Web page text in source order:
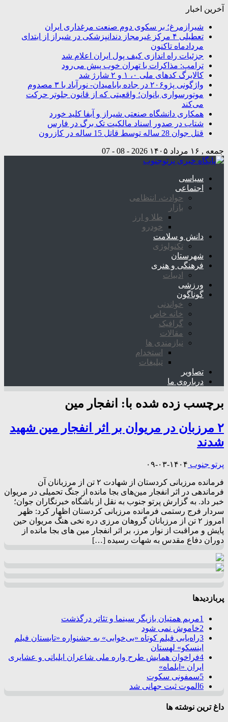
آخرین اخبار
شیرازمرغ؛ بر سکوی دوم صنعت مرغداری ایران
تعطیلی ۴ مرکز غیرمجاز دندانپزشکی در شیراز از ابتدای
مردادماه تاکنون
جزئیات راه اندازی کیف پول ایران اعلام شد
ترامپ: مذاکرات با تهران خوب پیش می‌رود
کالابرگ کدهای ملی ۰، ۱ و ۲ شارژ شد
واژگونی پژو۲۰۶ در جاده بابامیدان- نورآباد با ۳ مصدوم
موتورسواری بانوان؛ واقعیتی که از قانون جلوتر حرکت
می‌کند
همکاری دانشگاه صنعتی شیراز و آبفا کلید خورد
شتاب در صدور اسناد مالکیت تک برگ در فارس
قتل جوان 28 ساله توسط قاتل 15 ساله در کازرون
جمعه , ۱۶ مرداد ۱۴۰۵ 2026 - 08 - 07
سیاسی
اجتماعی
حوادث، انتظامی
بازار
طلا و ارز
خودرو
دانش و سلامت
تکنولوژی
شهرستان
فرهنگی و هنری
ادبیات
ورزشی
گوناگون
خواندنی
خانه خاص
گرافیک
مقالات
نیازمندی ها
استخدام
تبلیغات
تصاویر
درباره‌ی ما
برچسب زده شده با:
انفجار مین
۲ مرزبان در مریوان بر اثر انفجار مین شهید
شدند
پرتو جنوب ۱۴۰۴-۰۳-۰۹
فرمانده مرزبانی کردستان از شهادت ۲ تن از مرزبانان آن
فرماندهی در اثر انفجار مین‌های بجا مانده از جنگ تحمیلی در مریوان
خبر داد. به گزارش پرتو جنوب به نقل از باشگاه خبرنگاران جوان؛
سردار فرج رستمی فرمانده مرزبانی کردستان اظهار کرد: ظهر
امروز ۲ تن از مرزبانان گروهان مرزی دره نخی هنگ مریوان حین
پایش و مراقبت از نوار مرز، بر اثر انفجار مین های بجا مانده از
دوران دفاع مقدس به شهات رسیده […]
پربازدیدها
1مریم همتیان بازیگر سینما و تئاتر درگذشت
2خاموش نمی شود
3راه‌یابی فیلم کوتاه «بی‌خوابی» به جشنواره «تابستان فیلم
اینسکو» لهستان
4فراخوان همایش طرح واره ملی شاعران ایلیاتی و عشایری
ایران «ایلماه»
5سمفونی سکوت
6 الموت ثبت جهانی شد
داغ ترین نوشته ها